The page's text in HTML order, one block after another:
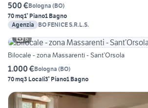
500 €Bologna (BO)
70 mq1° Piano1 Bagno
Agenzia
BO FENICE S.R.L.S.
6
Bilocale - zona Massarenti - Sant’Orsola
1.000 €Bologna (BO)
70 mq3 Locali3° Piano1 Bagno